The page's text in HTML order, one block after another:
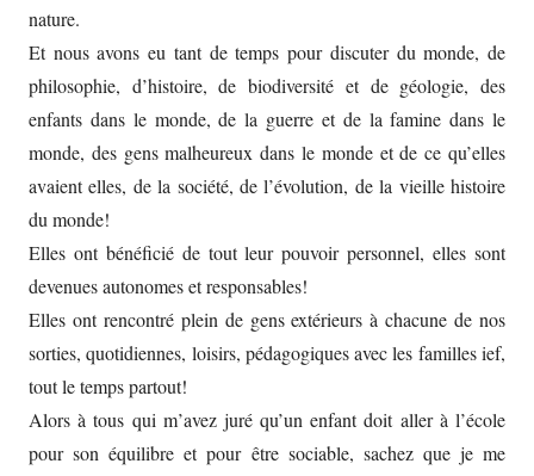
nature.
Et nous avons eu tant de temps pour discuter du monde, de
philosophie, d’histoire, de biodiversité et de géologie, des
enfants dans le monde, de la guerre et de la famine dans le
monde, des gens malheureux dans le monde et de ce qu’elles
avaient elles, de la société, de l’évolution, de la vieille histoire
du monde!
Elles ont bénéficié de tout leur pouvoir personnel, elles sont
devenues autonomes et responsables!
Elles ont rencontré plein de gens extérieurs à chacune de nos
sorties, quotidiennes, loisirs, pédagogiques avec les familles ief,
tout le temps partout!
Alors à tous qui m’avez juré qu’un enfant doit aller à l’école
pour son équilibre et pour être sociable, sachez que je me